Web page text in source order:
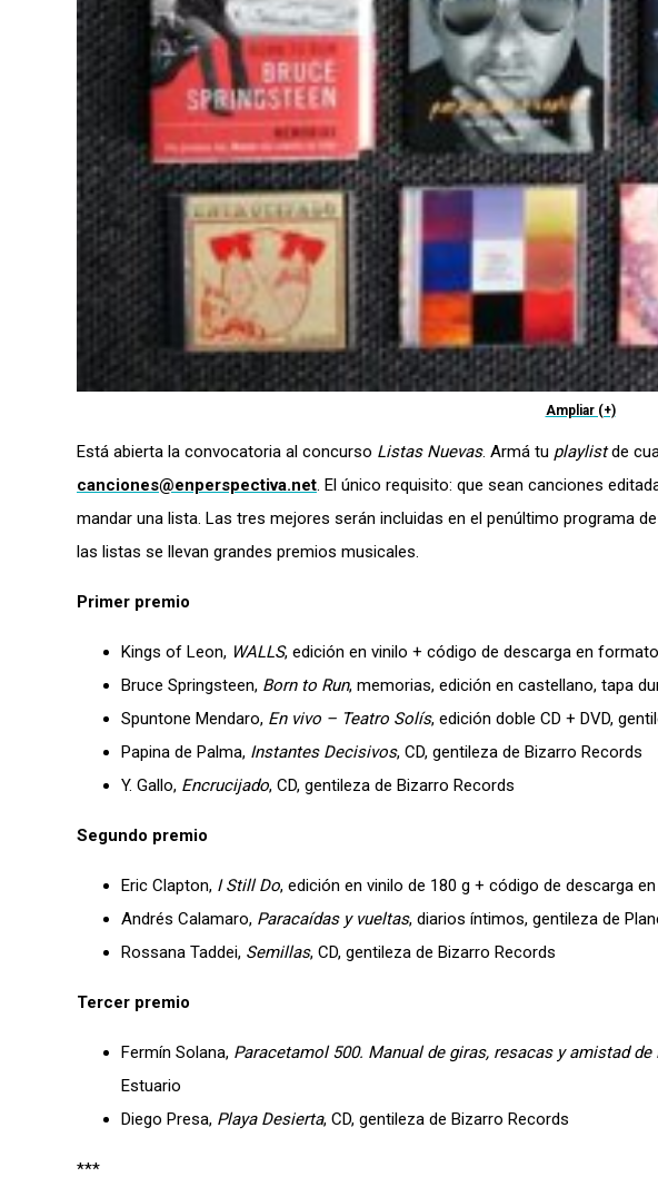
Ampliar (+)
Está abierta la convocatoria al concurso Listas Nuevas. Armá tu playlistde
canciones@enperspectiva.net. El único requisito: que sean canciones
mandar una lista. Las tres mejores serán incluidas en el penúltimo programa de
las listas se llevan grandes premios musicales.
Primer premio
Kings of Leon, WALLS, edición en vinilo + código de descarga en
Bruce Springsteen, Born to Run, memorias, edición en castellano, tapa
Spuntone Mendaro, En vivo – Teatro Solís, edición doble CD + DVD,
Papina de Palma, Instantes Decisivos, CD, gentileza de Bizarro Records
Y. Gallo, Encrucijado, CD, gentileza de Bizarro Records
Segundo premio
Eric Clapton, I Still Do, edición en vinilo de 180 g + código de descarga
Andrés Calamaro, Paracaídas y vueltas, diarios íntimos, gentileza de
Rossana Taddei, Semillas, CD, gentileza de Bizarro Records
Tercer premio
Fermín Solana, Paracetamol 500. Manual de giras, resacas y amistad
Estuario
Diego Presa, Playa Desierta, CD, gentileza de Bizarro Records
***